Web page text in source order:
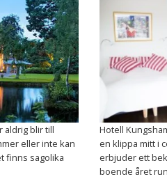
aldrig blir till
eller inte kan
finns sagolika
Hotell
en klippa mitt i
erbjuder ett
boende året